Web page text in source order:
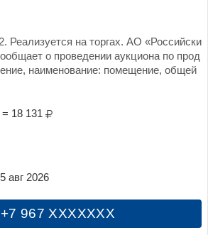
Реализуется на торгах. АО «Российски
о проведении аукциона по прод
наименование: помещение, общей
= 18 131
+7 967 XXXXXXX
5 авг 2026